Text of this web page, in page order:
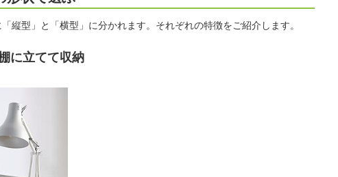
縦型」と「横型」に分かれます。それぞれの特徴をご紹介します。
に立てて収納